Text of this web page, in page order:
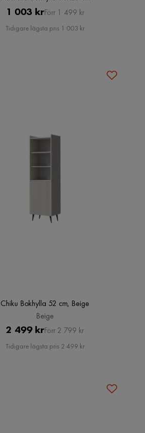
Pris
1 003 krOriginal
Pris
Förr 1 499 kr
Tidigare lägsta pris 1 003 kr
Chiku Bokhylla 52 cm, Beige
Beige
Pris
2 499 krOriginal
Pris
Förr 2 799 kr
Tidigare lägsta pris 2 499 kr